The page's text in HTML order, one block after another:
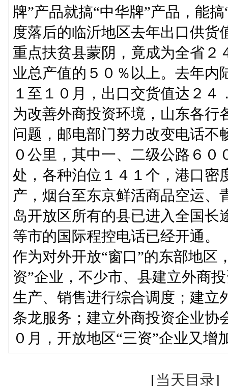
牌”产品就搞“中华牌”产品，能
度落后的临沂地区去年出口供货
重点扶贫县蒙阴，竟成为全省２
业总产值的５０％以上。去年内
１至１０月，出口交货值达２
为改善外商投资环境，山东各行
问题，邮电部门努力改变电话不
０公里，其中一、二级公路６
处，各种泊位１４１个，港口密
产，烟台至东京鲜活商品空运、
岛开放区所有的县已进入全国长
等市的国际程控电话已经开通。
作为对外开放“窗口”的东部地区
资”企业，不少市、县建立外商
生产、销售进行综合调度；建立
条龙服务；建立外商投资企业协
０月，开放地区“三资”企业又增
[当天目录